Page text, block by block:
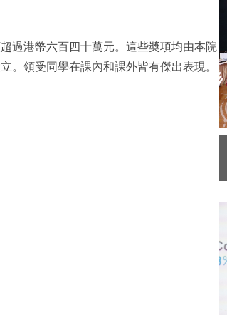
過港幣六百四十萬元。這些奬項均由本院
。領受同學在課內和課外皆有傑出表現。